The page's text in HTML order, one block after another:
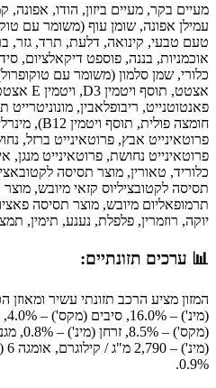
מעיים בקר, מעיים ביזון, הודו,
עמילן אפונה, שומן עוף (משומר עם
טעם טבעי, קינואה, דלעת, תרד, גזר,
אוכמניות, בננה, פוספט דיקאלציום,
כלורי, שמן סלמון (משומר עם
אצטט, תוסף ויטמין D3, ויטמין E אצטט, ני
פאנטוטנייט, ריבופלאבין, מונוניטרייט
חומצה פולית, תוסף ויטמין B12), מינרלים (
פרוטאינייט אבץ, פרוטאינייט ברזל,
פרוטאינייט נחושת, פרוטאינייט מנגן,
כלוריד, טאורין, מוצר תסיסה
תסיסה לקטובציליוס קזאי מיובש,
תרמופאליום מיובש, מוצר תסיסה
יוקה, רוזמרין, פלפלת, נענע, תימין,
📊 ערכים תזונתיים:
0.9%.